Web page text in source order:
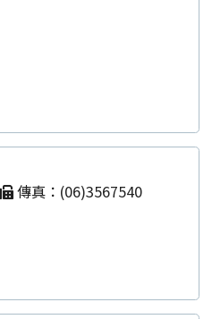
傳真：(06)3567540